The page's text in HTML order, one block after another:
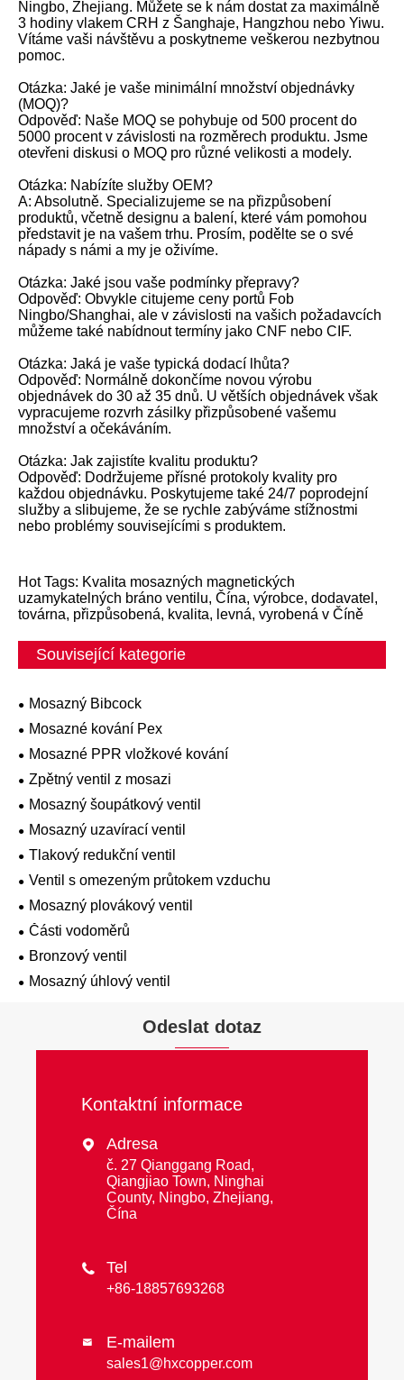
Ningbo, Zhejiang. Můžete se k nám dostat za maximálně
3 hodiny vlakem CRH z Šanghaje, Hangzhou nebo Yiwu.
Vítáme vaši návštěvu a poskytneme veškerou nezbytnou
pomoc.
Otázka: Jaké je vaše minimální množství objednávky
(MOQ)?
Odpověď: Naše MOQ se pohybuje od 500 procent do
5000 procent v závislosti na rozměrech produktu. Jsme
otevřeni diskusi o MOQ pro různé velikosti a modely.
Otázka: Nabízíte služby OEM?
A: Absolutně. Specializujeme se na přizpůsobení
produktů, včetně designu a balení, které vám pomohou
představit je na vašem trhu. Prosím, podělte se o své
nápady s námi a my je oživíme.
Otázka: Jaké jsou vaše podmínky přepravy?
Odpověď: Obvykle citujeme ceny portů Fob
Ningbo/Shanghai, ale v závislosti na vašich požadavcích
můžeme také nabídnout termíny jako CNF nebo CIF.
Otázka: Jaká je vaše typická dodací lhůta?
Odpověď: Normálně dokončíme novou výrobu
objednávek do 30 až 35 dnů. U větších objednávek však
vypracujeme rozvrh zásilky přizpůsobené vašemu
množství a očekáváním.
Otázka: Jak zajistíte kvalitu produktu?
Odpověď: Dodržujeme přísné protokoly kvality pro
každou objednávku. Poskytujeme také 24/7 poprodejní
služby a slibujeme, že se rychle zabýváme stížnostmi
nebo problémy souvisejícími s produktem.
Hot Tags: Kvalita mosazných magnetických
uzamykatelných bráno ventilu, Čína, výrobce, dodavatel,
továrna, přizpůsobená, kvalita, levná, vyrobená v Číně
Související kategorie
Mosazný Bibcock
Mosazné kování Pex
Mosazné PPR vložkové kování
Zpětný ventil z mosazi
Mosazný šoupátkový ventil
Mosazný uzavírací ventil
Tlakový redukční ventil
Ventil s omezeným průtokem vzduchu
Mosazný plovákový ventil
Části vodoměrů
Bronzový ventil
Mosazný úhlový ventil
Odeslat dotaz
Kontaktní informace
 Adresa
č. 27 Qianggang Road,
Qiangjiao Town, Ninghai
County, Ningbo, Zhejiang,
Čína
 Tel
+86-18857693268
 E-mailem
sales1@hxcopper.com